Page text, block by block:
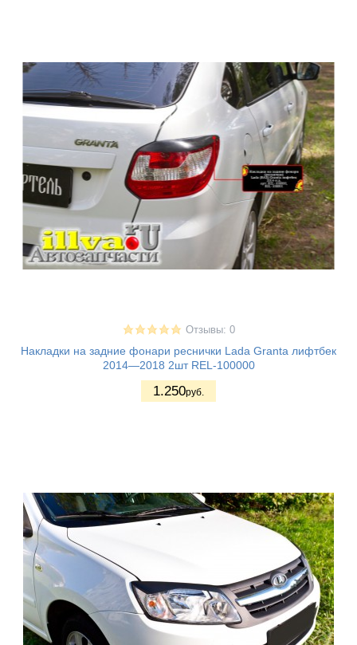
Отзывы: 0
Накладки на задние фонари реснички Lada Granta лифтбек
2014—2018 2шт REL-100000
1.250руб.